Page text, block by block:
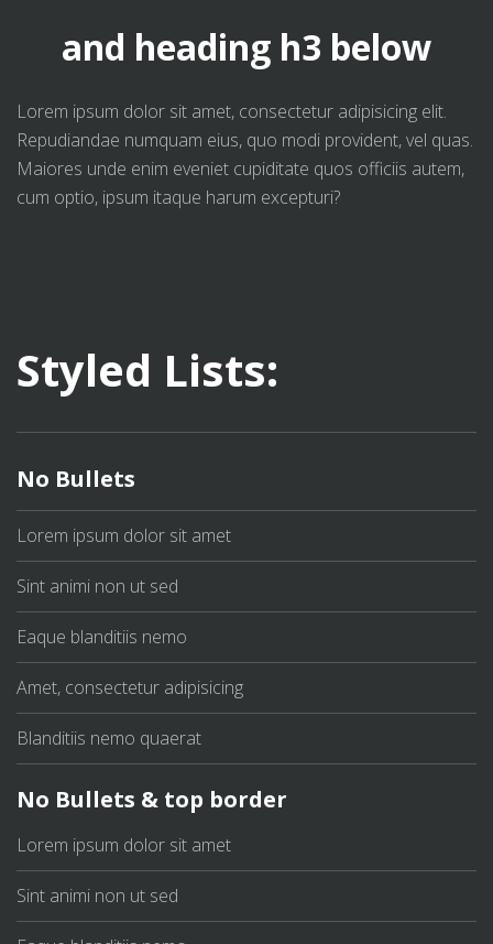
and heading h3 below
Lorem ipsum dolor sit amet, consectetur adipisicing elit.
Repudiandae numquam eius, quo modi provident, vel quas.
Maiores unde enim eveniet cupiditate quos officiis autem,
cum optio, ipsum itaque harum excepturi?
Styled Lists:
No Bullets
Lorem ipsum dolor sit amet
Sint animi non ut sed
Eaque blanditiis nemo
Amet, consectetur adipisicing
Blanditiis nemo quaerat
No Bullets & top border
Lorem ipsum dolor sit amet
Sint animi non ut sed